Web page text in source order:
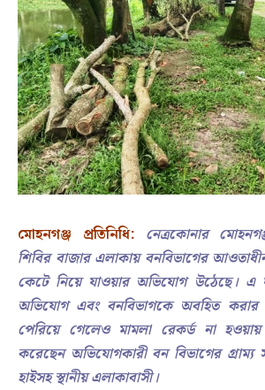
মোহনগঞ্জ প্রতিনিধি: নেত্রকোনার
শিবির বাজার এলাকায় বনবিভাগের
কেটে নিয়ে যাওয়ার অভিযোগ উঠেছে। এ
অভিযোগ এবং বনবিভাগকে অবহিত করার
পেরিয়ে গেলেও মামলা রেকর্ড না
করেছেন অভিযোগকারী বন বিভাগের
হাইসহ স্থানীয় এলাকাবাসী।